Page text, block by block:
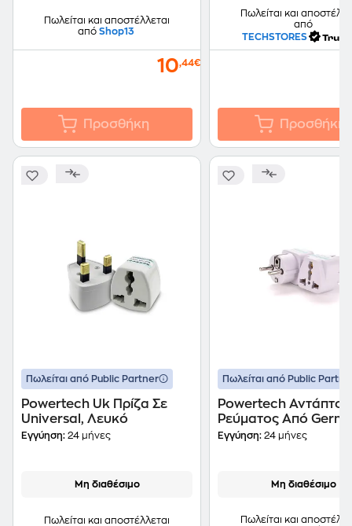
Πωλείται και αποστέλλεται
από Shop13
10,44€
Προσθήκη
Πωλείται και
από
TECHSTORES
Προσθήκη
Πωλείται από Public Partner
Powertech Uk Πρίζα Σε
Universal, Λευκό
Εγγύηση: 24 μήνες
Μη διαθέσιμο
Πωλείται και αποστέλλεται
Πωλείται από Public
Powertech
Ρεύματος Από
Type Σε Universal,
Εγγύηση: 24 μήνες
Μη διαθέσιμο
Πωλείται και